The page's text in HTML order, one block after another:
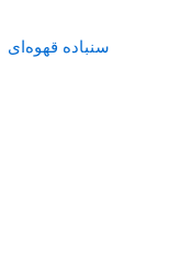
سنباده قهوه‌ای